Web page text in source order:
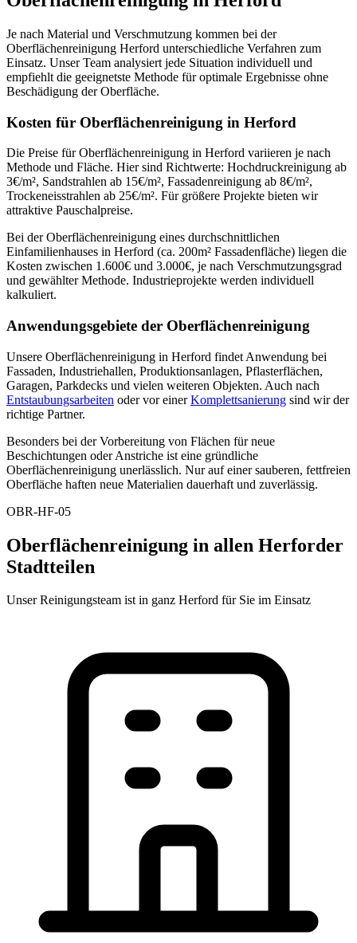
Je nach Material und Verschmutzung kommen bei der
Oberflächenreinigung Herford unterschiedliche Verfahren zum
Einsatz. Unser Team analysiert jede Situation individuell und
empfiehlt die geeignetste Methode für optimale Ergebnisse ohne
Beschädigung der Oberfläche.
Kosten für Oberflächenreinigung in Herford
Die Preise für Oberflächenreinigung in Herford variieren je nach
Methode und Fläche. Hier sind Richtwerte: Hochdruckreinigung ab
3€/m², Sandstrahlen ab 15€/m², Fassadenreinigung ab 8€/m²,
Trockeneisstrahlen ab 25€/m². Für größere Projekte bieten wir
attraktive Pauschalpreise.
Bei der Oberflächenreinigung eines durchschnittlichen
Einfamilienhauses in Herford (ca. 200m² Fassadenfläche) liegen die
Kosten zwischen 1.600€ und 3.000€, je nach Verschmutzungsgrad
und gewählter Methode. Industrieprojekte werden individuell
kalkuliert.
Anwendungsgebiete der Oberflächenreinigung
Unsere Oberflächenreinigung in Herford findet Anwendung bei
Fassaden, Industriehallen, Produktionsanlagen, Pflasterflächen,
Garagen, Parkdecks und vielen weiteren Objekten. Auch nach
Entstaubungsarbeiten oder vor einerKomplettsanierung sind wir der
richtige Partner.
Besonders bei der Vorbereitung von Flächen für neue
Beschichtungen oder Anstriche ist eine gründliche
Oberflächenreinigung unerlässlich. Nur auf einer sauberen, fettfreien
Oberfläche haften neue Materialien dauerhaft und zuverlässig.
OBR-HF-05
Oberflächenreinigung in allen Herforder
Stadtteilen
Unser Reinigungsteam ist in ganz Herford für Sie im Einsatz